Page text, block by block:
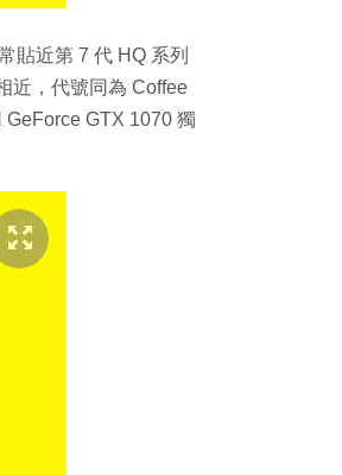
貼近第 7 代 HQ 系列
近，代號同為 Coffee
GTX 1070 獨